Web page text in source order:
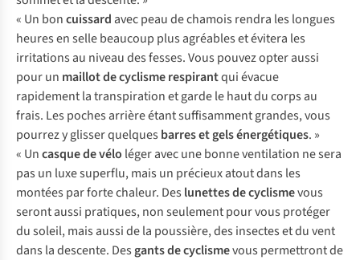
« Un boncuissard avec peau de chamois rendra les longues
heures en selle beaucoup plus agréables et évitera les
irritations au niveau des fesses. Vous pouvez opter aussi
pour un maillot de cyclisme respirantqui évacue
rapidement la transpiration et garde le haut du corps au
frais. Les poches arrière étant suffisamment grandes, vous
pourrez y glisser quelques barres et gels énergétiques. »
« Uncasque de vélo léger avec une bonne ventilation ne sera
pas un luxe superflu, mais un précieux atout dans les
montées par forte chaleur. Des lunettes de cyclismevous
seront aussi pratiques, non seulement pour vous protéger
du soleil, mais aussi de la poussière, des insectes et du vent
dans la descente. Des gants de cyclismevous permettront de